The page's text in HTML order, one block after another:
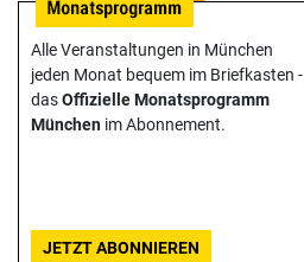
Alle Veranstaltungen in München
jeden Monat bequem im Briefkasten -
dasOffizielle Monats­programm
München im Abonnement.
JETZT ABONNIEREN